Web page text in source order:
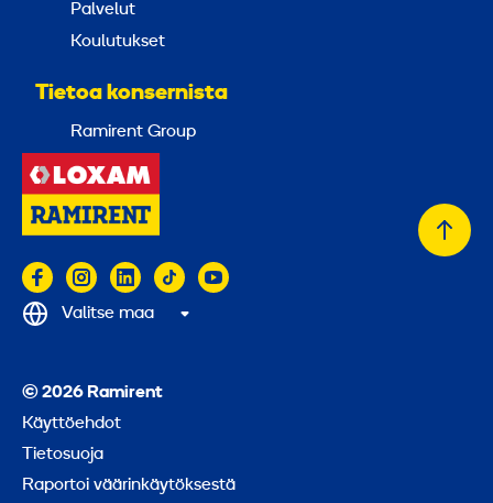
Palvelut
Koulutukset
Tietoa konsernista
Ramirent Group
© 2026 Ramirent
Käyttöehdot
Tietosuoja
Raportoi väärinkäytöksestä
Valitse maa